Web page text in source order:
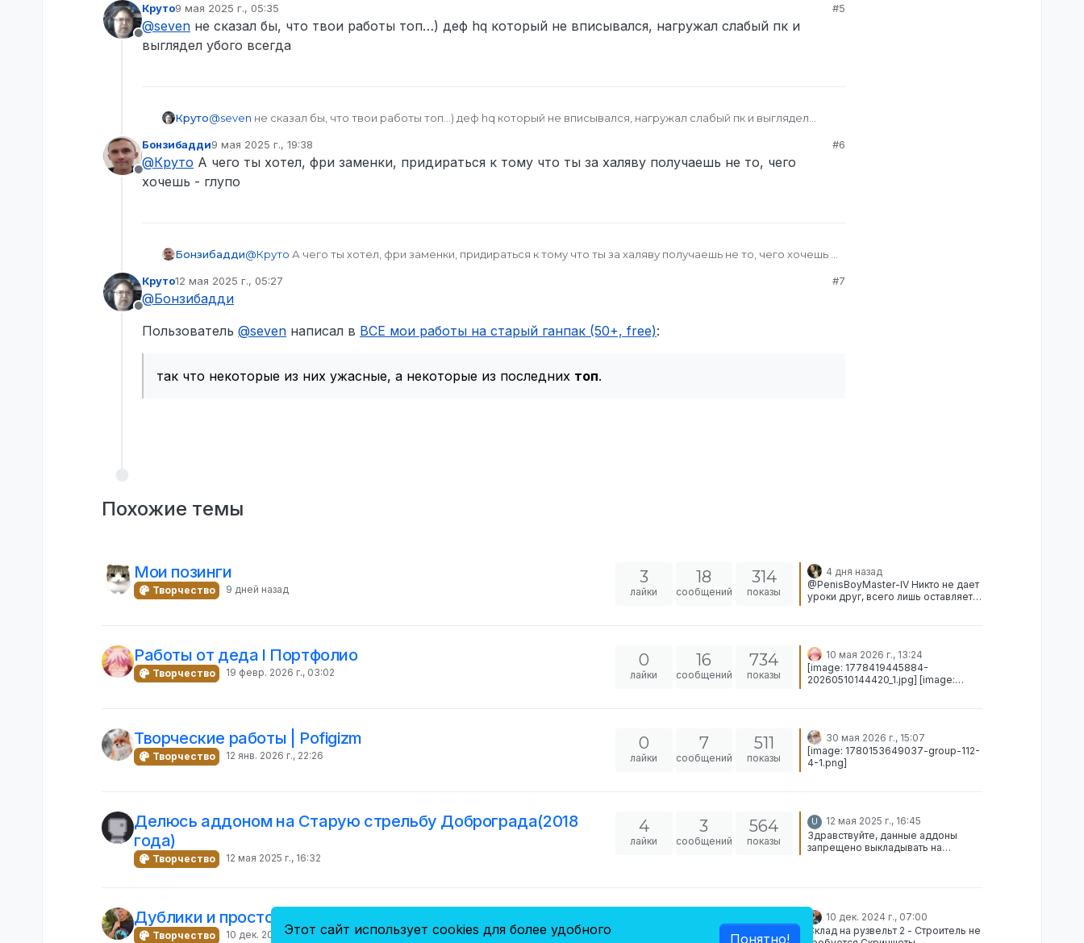
референсы, если кому надо выложу все модели таркова до 0.13 -> ? и исходники eft работ, многие уже
портированы в smd/fbx.
звуки находятся тут - “tt\sounds”
Да, работы устарели, но кто захочет пофиксит их под новый пак - либо будет использовать на старых сборках. По
Фотки работ
Не в сети
Круто9 мая 2025 г., 05:35
отредактировано
#5
@seven не сказал бы, что твои работы топ…) деф hq который не вписывался, нагружал слабый пк и
выглядел убого всегда
Круто@seven не сказал бы, что твои работы топ…) деф hq который не вписывался, нагружал слабый пк и выглядел
Не в сети
Бонзибадди9 мая 2025 г., 19:38
отредактировано
#6
@Круто А чего ты хотел, фри заменки, придираться к тому что ты за халяву получаешь не то, чего
хочешь - глупо
Бонзибадди@Круто А чего ты хотел, фри заменки, придираться к тому что ты за халяву получаешь не то, чего хочешь -
Не в сети
Круто12 мая 2025 г., 05:27
отредактировано
#7
@Бонзибадди
Пользователь @seven написал в ВСЕ мои работы на старый ганпак (50+, free):
так что некоторые из них ужасные, а некоторые из последних топ.
Похожие темы
Мои позинги
Творчество 9 дней назад
3
лайки
18
сообщений
314
показы
4 дня назад
@PenisBoyMaster-IV Никто не дает
уроки друг, всего лишь оставляет
Работы от деда l Портфолио
Творчество 19 февр. 2026 г., 03:02
0
лайки
16
сообщений
734
показы
10 мая 2026 г., 13:24
[image: 1778419445884-
20260510144420_1.jpg] [image:
20260510144428_1.jpg] [image:
1778419455220-
20260510144431_1.jpg]
https://disk.yandex.ru/d/Z3fiUWzKIT
Творческие работы | Pofigizm
Творчество 12 янв. 2026 г., 22:26
0
лайки
7
сообщений
511
показы
30 мая 2026 г., 15:07
[image: 1780153649037-group-112-
4-1.png]
Делюсь аддоном на Старую стрельбу Доброграда(2018
года)
Творчество 12 мая 2025 г., 16:32
4
лайки
3
сообщений
564
показы
U
12 мая 2025 г., 16:45
Здравствуйте, данные аддоны
запрещено выкладывать на
Дублики и просто мое творчество
Творчество 10 дек. 2024 г., 06:50 сообщений
493
показы
10 дек. 2024 г., 07:00
Склад на рузвельт 2 - Строитель не
Этот сайт использует cookies для более удобного
Понятно!